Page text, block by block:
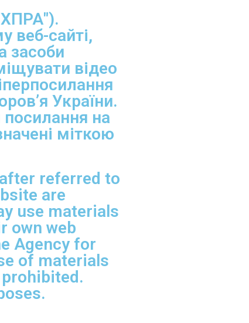
веб-сайті,
засоби
відео
України.
посилання на
міткою
referred to
are
use materials
own web
Agency for
of materials